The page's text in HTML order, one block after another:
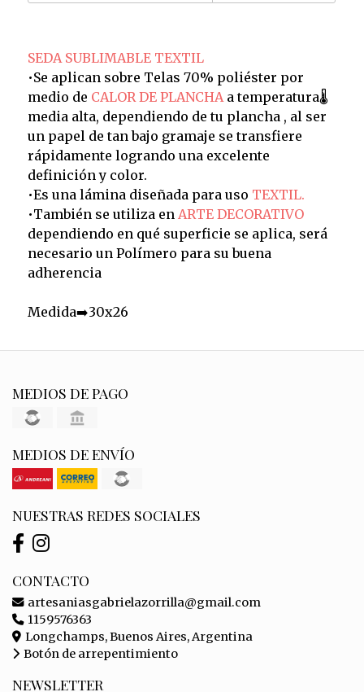
SEDA SUBLIMABLE TEXTIL
•Se aplican sobre Telas 70% poliéster por
medio de CALOR DE PLANCHA a temperatura🌡️
media alta, dependiendo de tu plancha , al ser
un papel de tan bajo gramaje se transfiere
rápidamente logrando una excelente
definición y color.
•Es una lámina diseñada para uso TEXTIL.
•También se utiliza en ARTE DECORATIVO
dependiendo en qué superficie se aplica, será
necesario un Polímero para su buena
adherencia
Medida➡️30x26
MEDIOS DE PAGO
MEDIOS DE ENVÍO
NUESTRAS REDES SOCIALES
CONTACTO
artesaniasgabrielazorrilla@gmail.com
1159576363
Longchamps, Buenos Aires, Argentina
Botón de arrepentimiento
NEWSLETTER